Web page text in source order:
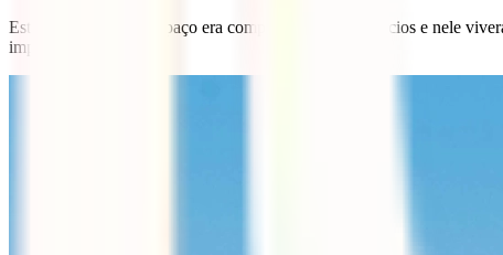
Este espaço gigante espaço era composto por 900 edifícios e nele
imperador Qing.